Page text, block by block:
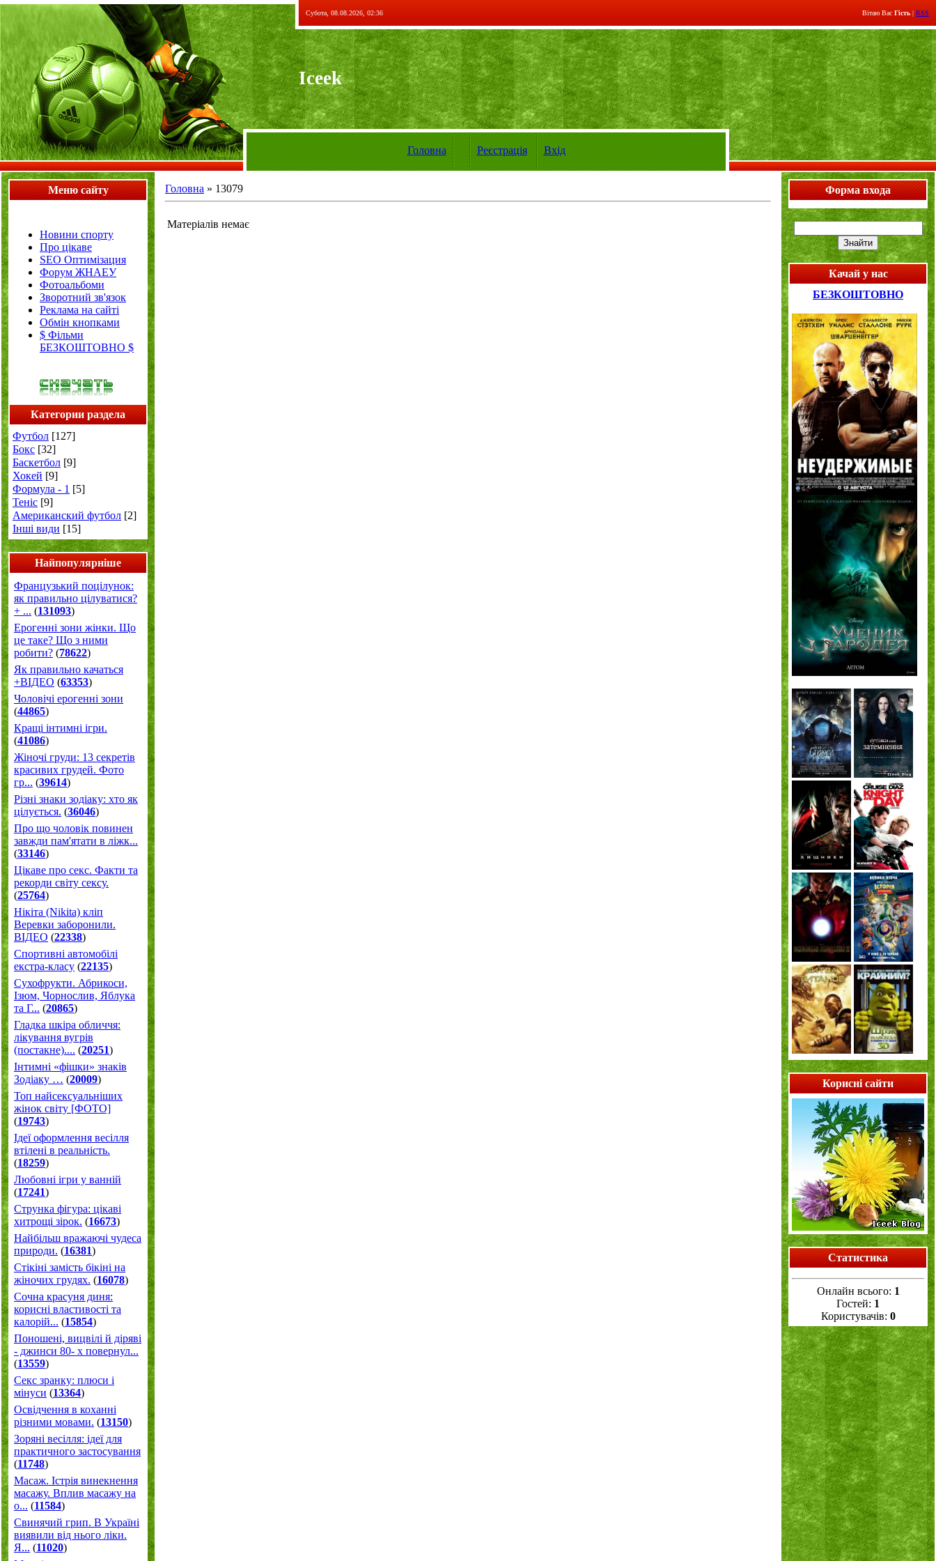
Субота, 08.08.2026, 02:36 Вітаю Вас Гість | RSS
Iceek
Головна Реєстрація Вхід
Меню сайту
Новини спорту
Про цікаве
SEO Оптимізация
Форум ЖНАЕУ
Фотоальбоми
Зворотний зв'язок
Реклама на сайті
Обмін кнопками
$ Фільми
БЕЗКОШТОВНО $
Категории раздела
Футбол [127]
Бокс [32]
Баскетбол [9]
Хокей [9]
Формула - 1 [5]
Теніс [9]
Американский футбол [2]
Інші види [15]
Найпопулярніше
Французький поцілунок:
як правильно цілуватися?
+ ... (131093)
Ерогенні зони жінки. Що
це таке? Що з ними
робити? (78622)
Як правильно качаться
+ВІДЕО (63353)
Чоловічі ерогенні зони
(44865)
Кращі інтимні ігри.
(41086)
Жіночі груди: 13 секретів
красивих грудей. Фото
гр... (39614)
Різні знаки зодіаку: хто як
цілується. (36046)
Про що чоловік повинен
завжди пам'ятати в ліжк...
(33146)
Цікаве про секс. Факти та
рекорди світу сексу.
(25764)
Нікіта (Nikita) кліп
Веревки заборонили.
ВІДЕО (22338)
Спортивні автомобілі
екстра-класу (22135)
Cухофрукти. Абрикоси,
Ізюм, Чорнослив, Яблука
та Г... (20865)
Гладка шкіра обличчя:
лікування вугрів
(постакне).... (20251)
Інтимні «фішки» знаків
Зодіаку … (20009)
Топ найсексуальніших
жінок світу [ФОТО]
(19743)
Ідеї оформлення весілля
втілені в реальність.
(18259)
Любовні ігри у ванній
(17241)
Струнка фігура: цікаві
хитрощі зірок. (16673)
Найбільш вражаючі чудеса
природи. (16381)
Стікіні замість бікіні на
жіночих грудях. (16078)
Сочна красуня диня:
корисні властивості та
калорій... (15854)
Поношені, вицвілі й діряві
- джинси 80- х повернул...
(13559)
Секс зранку: плюси і
мінуси (13364)
Освідчення в коханні
різними мовами. (13150)
Зоряні весілля: ідеї для
практичного застосування
(11748)
Масаж. Істрія винекнення
масажу. Вплив масажу на
о... (11584)
Свинячий грип. В Україні
виявили від нього ліки.
Я... (11020)
Головна » 13079
Матеріалів немає
Форма входа
Качай у нас
БЕЗКОШТОВНО
Корисні сайти
Статистика
Онлайн всього: 1
Гостей: 1
Користувачів: 0